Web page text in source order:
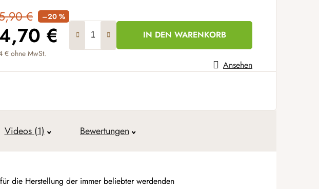
€ –20 %
€
€ ohne MwSt.
IN DEN WARENKORB
Ansehen
Videos (1) Bewertungen
die Herstellung der immer beliebter werdenden